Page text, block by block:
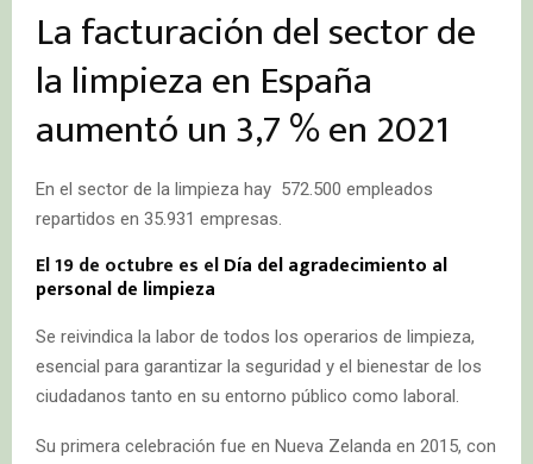
La facturación del sector de
la limpieza en España
aumentó un 3,7 % en 2021
En el sector de la limpieza hay 572.500 empleados
repartidos en 35.931 empresas.
El 19 de octubre es elDía del agradecimiento al
personal de limpieza
Se reivindica la labor de todos los operarios de limpieza,
esencial para garantizar la seguridad y el bienestar de los
ciudadanos tanto en su entorno público como laboral.
Su primera celebración fue en Nueva Zelanda en 2015, con